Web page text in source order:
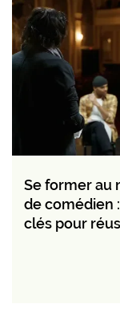
Se former au
de comédien
clés pour